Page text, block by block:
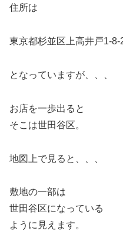
住所は
東京都杉並区上高井戸1-8-
となっていますが、、、
お店を一歩出ると
そこは世田谷区。
地図上で見ると、、、
敷地の一部は
世田谷区になっている
ように見えます。